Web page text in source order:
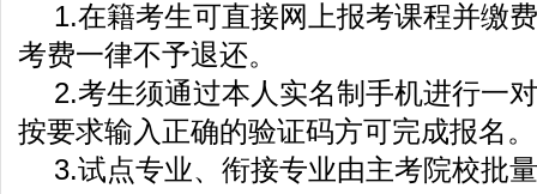
1.在籍考生可直接网上报考课程并缴
考费一律不予退还。
2.考生须通过本人实名制手机进行一
按要求输入正确的验证码方可完成报名。
3.试点专业、衔接专业由主考院校批